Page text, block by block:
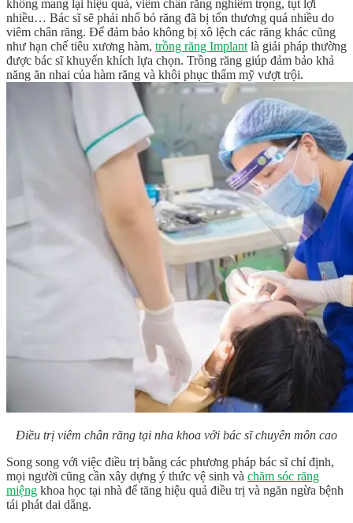
không mang lại hiệu quả, viêm chân răng nghiêm trọng, tụt lợi
nhiều… Bác sĩ sẽ phải nhổ bỏ răng đã bị tổn thương quá nhiều do
viêm chân răng. Để đảm bảo không bị xô lệch các răng khác cũng
như hạn chế tiêu xương hàm, trồng răng Implant là giải pháp thường
được bác sĩ khuyến khích lựa chọn. Trồng răng giúp đảm bảo khả
năng ăn nhai của hàm răng và khôi phục thẩm mỹ vượt trội.
Điều trị viêm chân răng tại nha khoa với bác sĩ chuyên môn cao
Song song với việc điều trị bằng các phương pháp bác sĩ chỉ định,
mọi người cũng cần xây dựng ý thức vệ sinh và chăm sóc răng
miệng khoa học tại nhà để tăng hiệu quả điều trị và ngăn ngừa bệnh
tái phát dai dẳng.